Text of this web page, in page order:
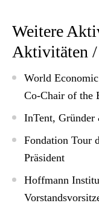
Weitere
Aktivitäten
World
Co-Chair of the
InTent, Gründer
Fondation Tour
Präsident
Hoffmann